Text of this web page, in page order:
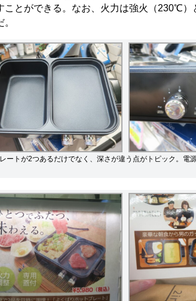
ことができる。なお、火力は強火（230℃
ートが2つあるだけでなく、深さが違う点がトピック。電